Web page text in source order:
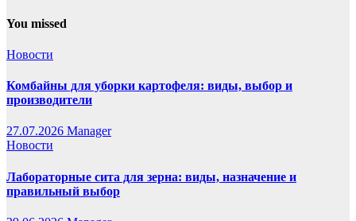
You missed
Новости
Комбайны для уборки картофеля: виды, выбор и
производители
27.07.2026 Manager
Новости
Лабораторные сита для зерна: виды, назначение и
правильный выбор